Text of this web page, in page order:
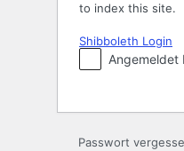
to index this site.
Shibboleth Login
Angemeldet
Passwort